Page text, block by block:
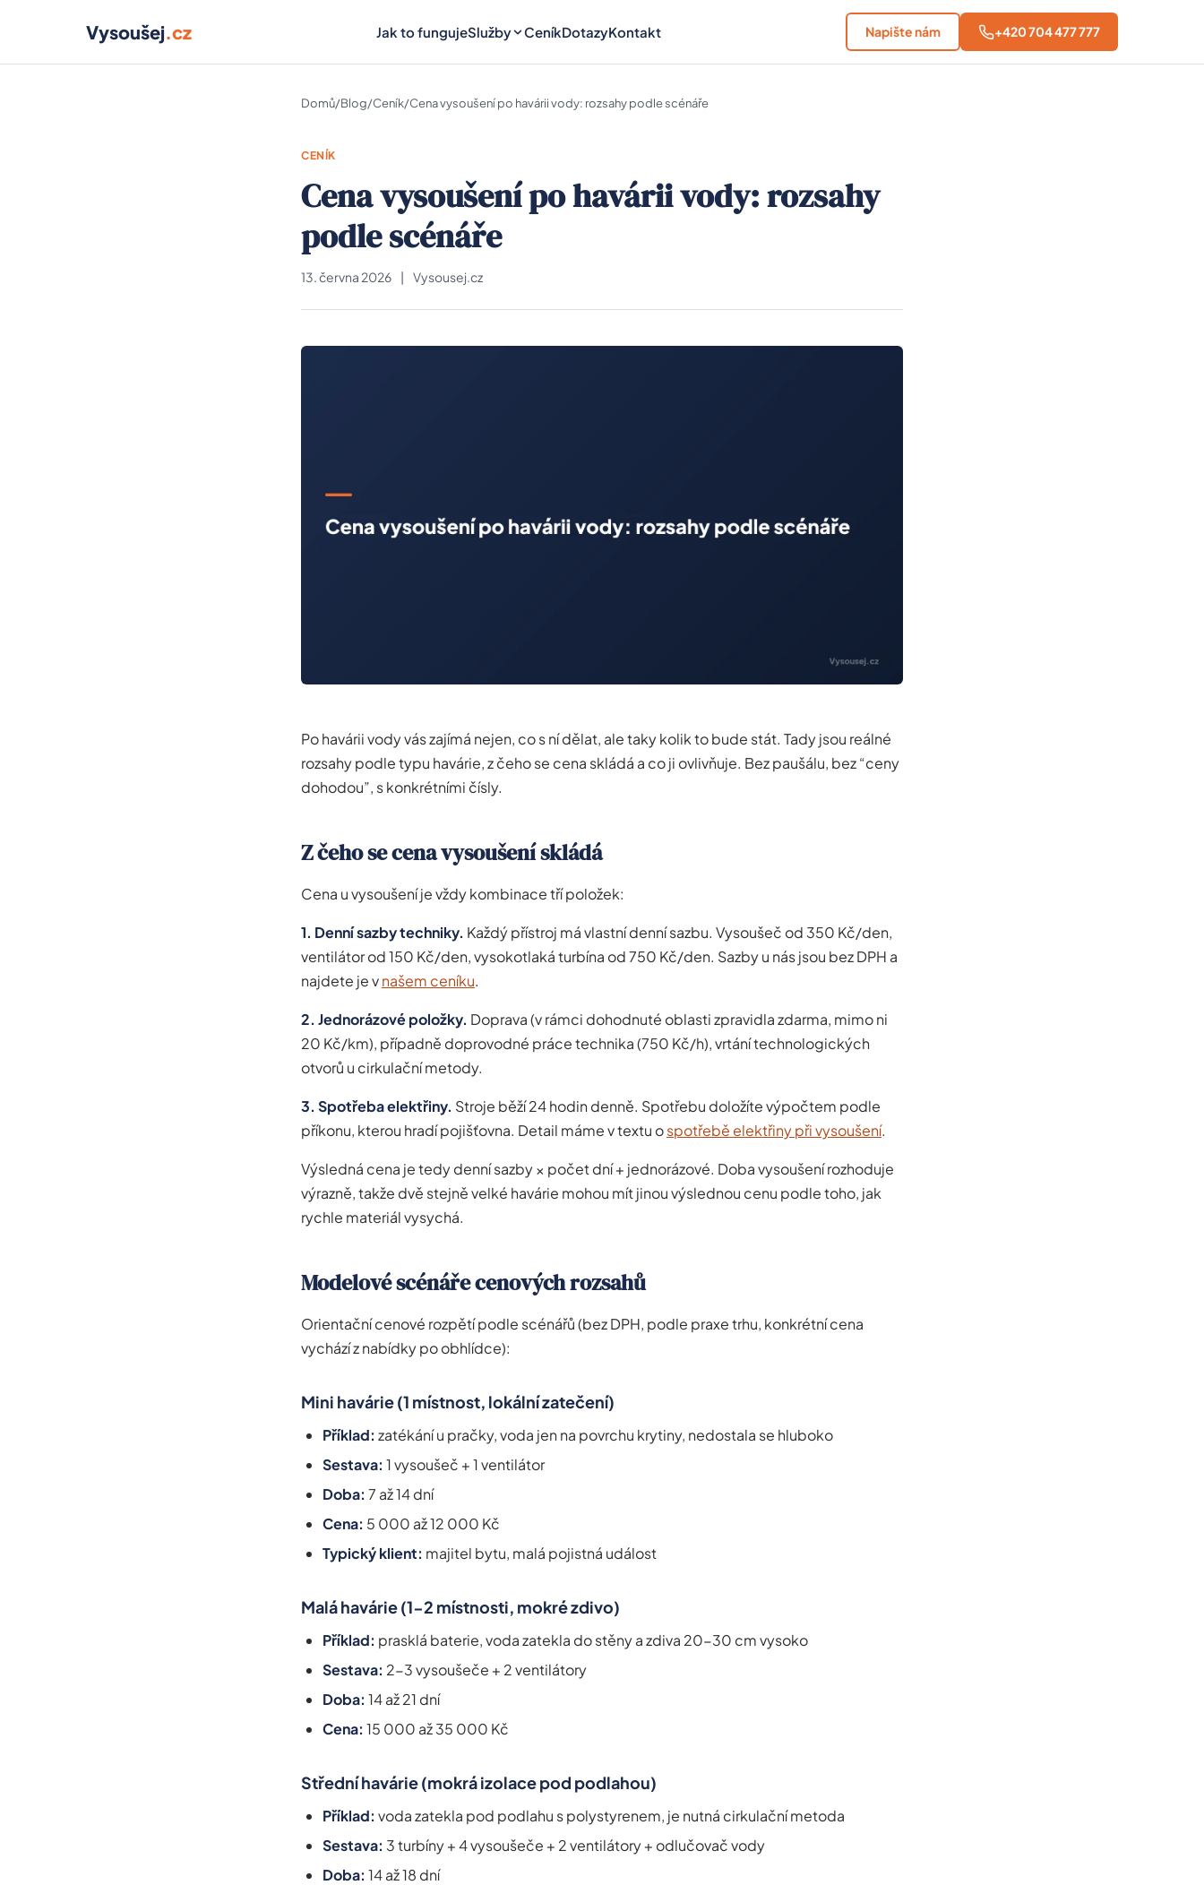
Vysoušej.cz Jak to fungujeSlužby CeníkDotazyKontakt Napište nám +420 704 477 777
Domů/Blog/Ceník/Cena vysoušení po havárii vody: rozsahy podle scénáře
CENÍK
Cena vysoušení po havárii vody: rozsahy
podle scénáře
13. června 2026 | Vysousej.cz
Po havárii vody vás zajímá nejen, co s ní dělat, ale taky kolik to bude stát. Tady jsou reálné
rozsahy podle typu havárie, z čeho se cena skládá a co ji ovlivňuje. Bez paušálu, bez “ceny
dohodou”, s konkrétními čísly.
Z čeho se cena vysoušení skládá
Cena u vysoušení je vždy kombinace tří položek:
1. Denní sazby techniky. Každý přístroj má vlastní denní sazbu. Vysoušeč od 350 Kč/den,
ventilátor od 150 Kč/den, vysokotlaká turbína od 750 Kč/den. Sazby u nás jsou bez DPH a
najdete je vnašem ceníku.
2. Jednorázové položky. Doprava (v rámci dohodnuté oblasti zpravidla zdarma, mimo ni
20 Kč/km), případně doprovodné práce technika (750 Kč/h), vrtání technologických
otvorů u cirkulační metody.
3. Spotřeba elektřiny. Stroje běží 24 hodin denně. Spotřebu doložíte výpočtem podle
příkonu, kterou hradí pojišťovna. Detail máme v textu ospotřebě elektřiny při vysoušení.
Výsledná cena je tedy denní sazby × počet dní + jednorázové. Doba vysoušení rozhoduje
výrazně, takže dvě stejně velké havárie mohou mít jinou výslednou cenu podle toho, jak
rychle materiál vysychá.
Modelové scénáře cenových rozsahů
Orientační cenové rozpětí podle scénářů (bez DPH, podle praxe trhu, konkrétní cena
vychází z nabídky po obhlídce):
Mini havárie (1 místnost, lokální zatečení)
Příklad: zatékání u pračky, voda jen na povrchu krytiny, nedostala se hluboko
Sestava: 1 vysoušeč + 1 ventilátor
Doba: 7 až 14 dní
Cena: 5 000 až 12 000 Kč
Typický klient: majitel bytu, malá pojistná událost
Malá havárie (1-2 místnosti, mokré zdivo)
Příklad: prasklá baterie, voda zatekla do stěny a zdiva 20-30 cm vysoko
Sestava: 2-3 vysoušeče + 2 ventilátory
Doba: 14 až 21 dní
Cena: 15 000 až 35 000 Kč
Střední havárie (mokrá izolace pod podlahou)
Příklad: voda zatekla pod podlahu s polystyrenem, je nutná cirkulační metoda
Sestava: 3 turbíny + 4 vysoušeče + 2 ventilátory + odlučovač vody
Doba: 14 až 18 dní